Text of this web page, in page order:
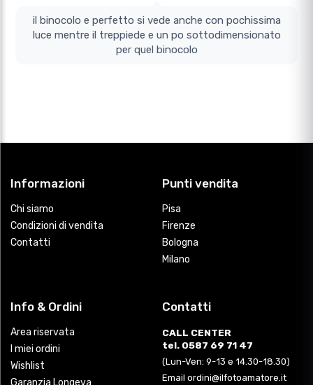
il binocolo e perfetto si vede anche con pochissima
luce mentre il treppiede e un po sottodimensionato
per quel binocolo
Informazioni
Chi siamo
Condizioni di vendita
Contatti
Punti vendita
Pisa
Firenze
Bologna
Milano
Info & Ordini
Area riservata
I miei ordini
Wishlist
Garanzia Longeva
Contatti
CALL CENTER
tel. 0587 69 71 47
(Lun-Ven: 9-13 e 14.30-18.30)
Email ordini@ilfotoamatore.it